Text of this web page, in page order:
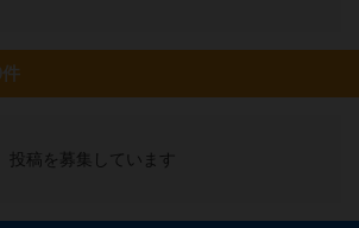
投稿を募集しています